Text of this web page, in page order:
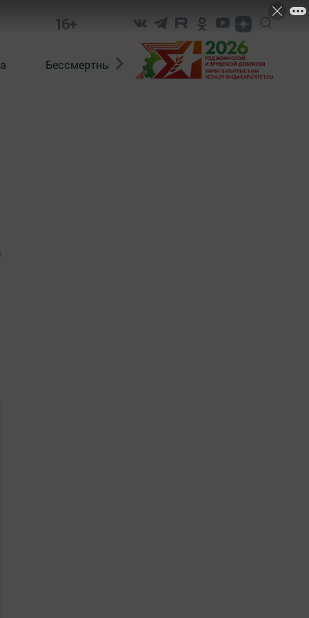
16+
Бессмертный полк. Кряшены